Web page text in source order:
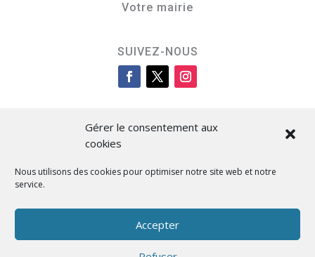
Gérer le consentement aux
cookies
Nous utilisons des cookies pour optimiser notre site web et notre
service.
Accepter
Votre mairie
SUIVEZ-NOUS
Cità di L’Isula